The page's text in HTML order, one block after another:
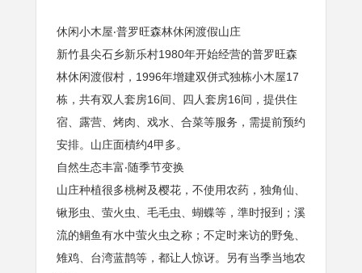
休闲小木屋‧普罗旺森林休闲渡假山庄
新竹县尖石乡新乐村1980年开始经营的普罗旺森
林休闲渡假村，1996年增建双併式独栋小木屋17
栋，共有双人套房16间、四人套房16间，提供住
宿、露营、烤肉、戏水、合菜等服务，需提前预约
安排。山庄面樍约4甲多。
自然生态丰富‧随季节变换
山庄种植很多桃树及樱花，不使用农药，独角仙、
锹形虫、萤火虫、毛毛虫、蝴蝶等，準时报到；溪
流的鲴鱼有水中萤火虫之称；不定时来访的野兔、
雉鸡、台湾蓝鹊等，都让人惊讶。另有当季当地农